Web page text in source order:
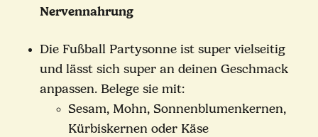
Nervennahrung
Die Fußball Partysonne ist super vielseitig
und lässt sich super an deinen Geschmack
anpassen. Belege sie mit:
Sesam, Mohn, Sonnenblumenkernen,
Kürbiskernen oder Käse